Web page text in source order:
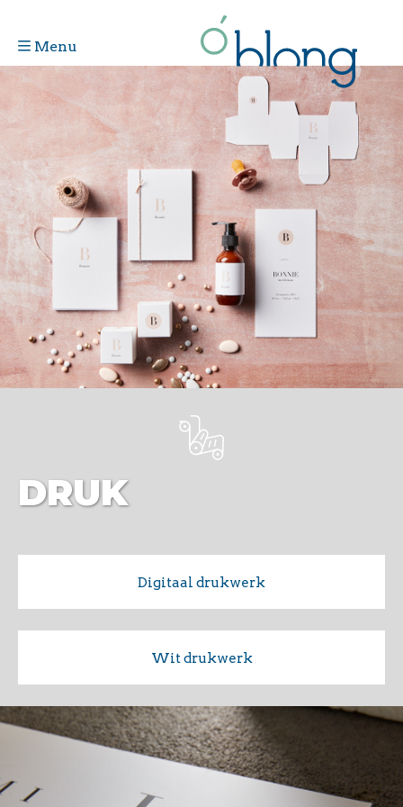
Menu
Vorige
Next
DRUK
Digitaal drukwerk
Wit drukwerk